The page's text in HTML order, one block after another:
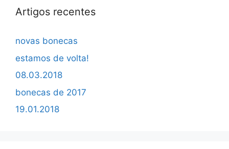
Artigos recentes
novas bonecas
estamos de volta!
08.03.2018
bonecas de 2017
19.01.2018